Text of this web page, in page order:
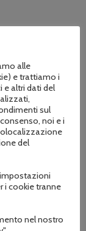
(1500
alle
e trattiamo i
e altri dati del
sul
noi e i
del
i cookie tranne
nel nostro